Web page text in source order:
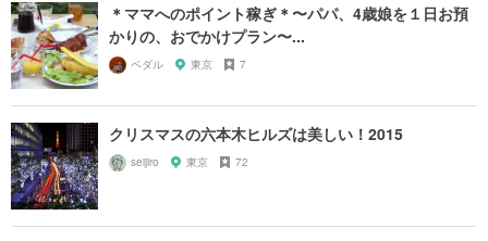
＊ママへのポイント稼ぎ＊〜パパ、4歳娘を１日お預
かりの、おでかけプラン〜...
ペダル 東京 7
クリスマスの六本木ヒルズは美しい！2015
seijiro 東京 72